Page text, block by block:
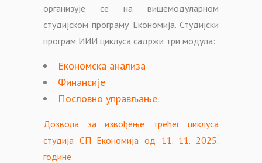
организује се на вишемодуларном
студијском програму Економија. Студијски
програм ИИИ циклуса садржи три модула:
Економска анализа
Финансије
Пословно управљање.
Дозвола за извођење трећег циклуса
студија СП Економија од 11. 11. 2025.
године